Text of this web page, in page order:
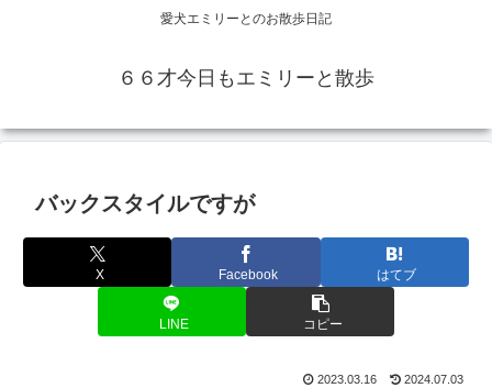
愛犬エミリーとのお散歩日記
６６才今日もエミリーと散歩
バックスタイルですが
X Facebook はてブ
LINE コピー
2023.03.16 2024.07.03